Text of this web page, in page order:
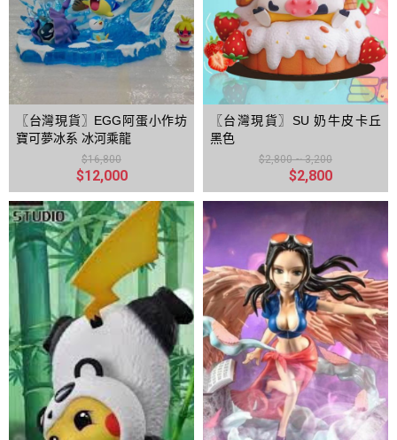
〖台灣現貨〗EGG阿蛋小作坊
寶可夢冰系 冰河乘龍
$16,800
$12,000
〖台灣現貨〗SU 奶牛皮卡丘
黑色
$2,800 ~ 3,200
$2,800